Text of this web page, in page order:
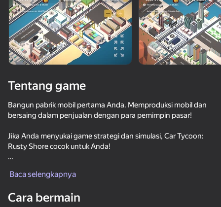
Putar perangkat
Game ini hanya mendukung orientasi\lanskap
Memuat
Tentang game
Bangun pabrik mobil pertama Anda. Memproduksi mobil dan
bersaing dalam penjualan dengan para pemimpin pasar!
Jika Anda menyukai game strategi dan simulasi, Car Tycoon:
Rusty Shore cocok untuk Anda!
dengan pasar truk pikapnya. Keluarga Mahkota Anda memiliki
Rusty Shore untuk menunjukkan keahlian berwirausaha Anda.
Baca selengkapnya
Cara bermain